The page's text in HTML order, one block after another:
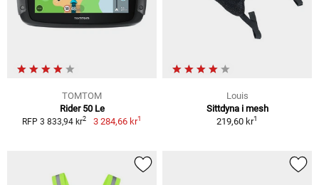
TOMTOM
Rider 50 Le
RFP 3 833,94 kr2 3 284,66 kr1
Louis
Sittdyna i mesh
219,60 kr1